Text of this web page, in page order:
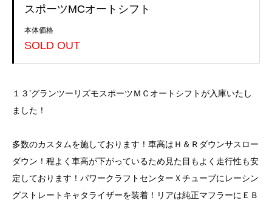
スポーツMCオートシフト
本体価格
SOLD OUT
１３’グランツーリズモスポーツＭＣオートシフトが入庫いたし
ました！
多数のカスタムを施しております！車高はＨ＆Ｒダウンサスロー
ダウン！程よく車高が下がっているため見た目もよく走行性も安
定しております！パワークラフトセンターＸチューブにレーシン
グストレートキャタライザーを装着！リアは純正マフラーにＥＢ